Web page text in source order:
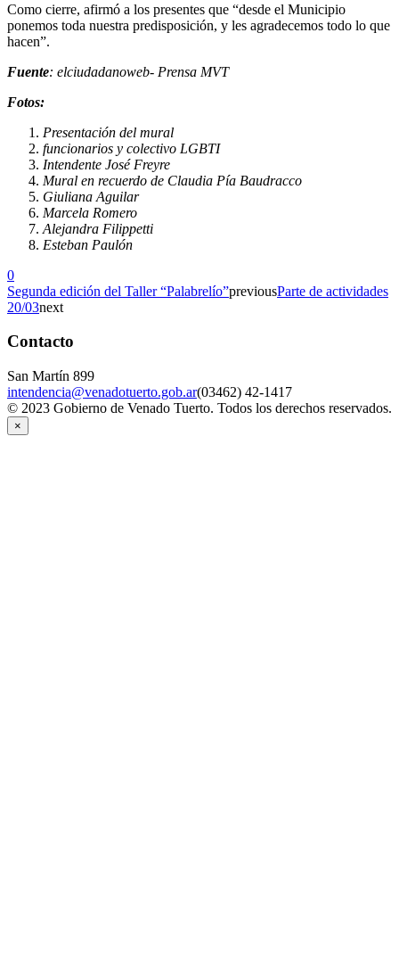
Como cierre, afirmó a los presentes que “desde el Municipio
ponemos toda nuestra predisposición, y les agradecemos todo lo que
hacen”.
Fuente: elciudadanoweb- Prensa MVT
Fotos:
Presentación del mural
funcionarios y colectivo LGBTI
Intendente José Freyre
Mural en recuerdo de Claudia Pía Baudracco
Giuliana Aguilar
Marcela Romero
Alejandra Filippetti
Esteban Paulón
0
Segunda edición del Taller “Palabrelío”previousParte de actividades
20/03next
Contacto
San Martín 899
intendencia@venadotuerto.gob.ar(03462) 42-1417
© 2023 Gobierno de Venado Tuerto. Todos los derechos reservados.
×